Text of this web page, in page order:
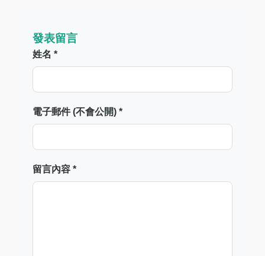
發表留言
姓名 *
電子郵件 (不會公開) *
留言內容 *